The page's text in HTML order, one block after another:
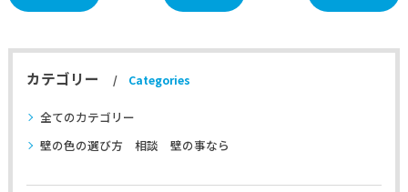
カテゴリー Categories
全てのカテゴリー
壁の色の選び方 相談 壁の事なら